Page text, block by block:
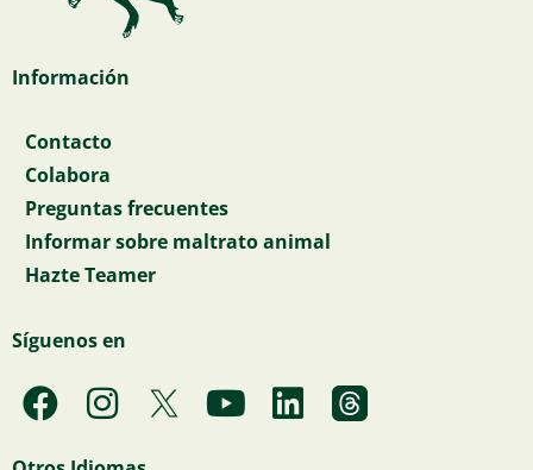
Información
Contacto
Colabora
Preguntas frecuentes
Informar sobre maltrato animal
Hazte Teamer
Síguenos en
F
a
I
n
Y
o
L
i